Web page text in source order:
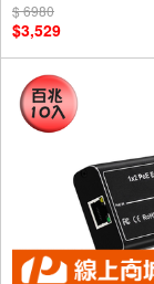
$ 6980
$3,529